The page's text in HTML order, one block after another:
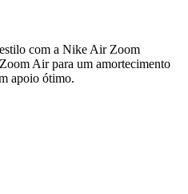
com a Nike Air Zoom
Air para um amortecimento
apoio ótimo.